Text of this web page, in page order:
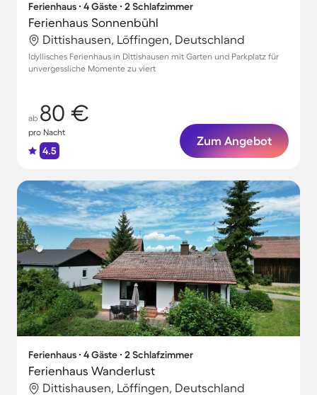
Ferienhaus ∙ 4 Gäste ∙ 2 Schlafzimmer
Ferienhaus Sonnenbühl
Dittishausen, Löffingen, Deutschland
Idyllisches Ferienhaus in Dittishausen mit Garten und Parkplatz für
unvergessliche Momente zu viert
ab 80 €
pro Nacht
4.5
Zum Angebot
Ferienhaus ∙ 4 Gäste ∙ 2 Schlafzimmer
Ferienhaus Wanderlust
Dittishausen, Löffingen, Deutschland